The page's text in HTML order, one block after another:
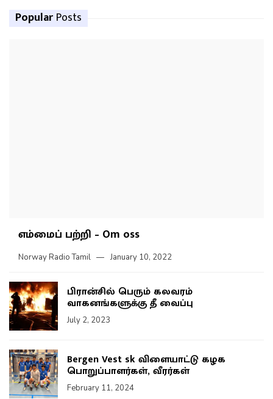
Popular Posts
எம்மைப் பற்றி – Om oss
Norway Radio Tamil January 10, 2022
பிரான்சில் பெரும் கலவரம்
வாகனங்களுக்கு தீ வைப்பு
July 2, 2023
Bergen Vest sk விளையாட்டு கழக
பொறுப்பாளர்கள், வீரர்கள்
February 11, 2024